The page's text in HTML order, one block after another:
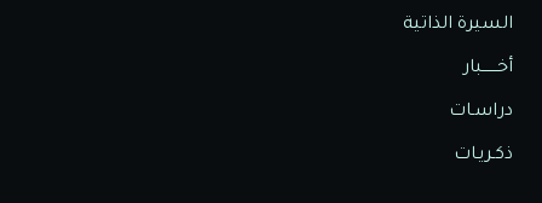
السيرة الذاتية
أخــــــبار
دراسـات
ذكـريـات